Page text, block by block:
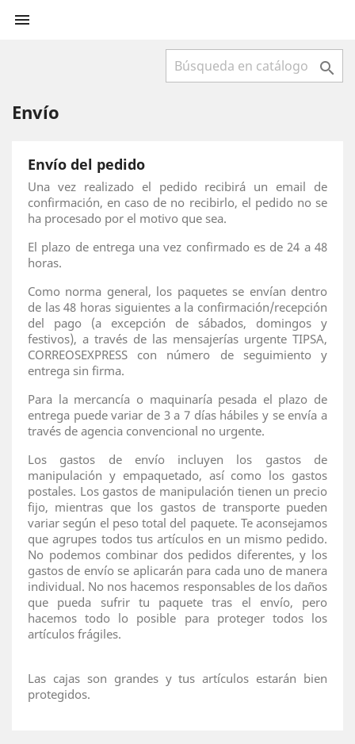


Envío
Envío del pedido
Una vez realizado el pedido recibirá un email de
confirmación, en caso de no recibirlo, el pedido no se
ha procesado por el motivo que sea.
El plazo de entrega una vez confirmado es de 24 a 48
horas.
Como norma general, los paquetes se envían dentro
de las 48 horas siguientes a la confirmación/recepción
del pago (a excepción de sábados, domingos y
festivos), a través de las mensajerías urgente TIPSA,
CORREOSEXPRESS con número de seguimiento y
entrega sin firma.
Para la mercancía o maquinaría pesada el plazo de
entrega puede variar de 3 a 7 días hábiles y se envía a
través de agencia convencional no urgente.
Los gastos de envío incluyen los gastos de
manipulación y empaquetado, así como los gastos
postales. Los gastos de manipulación tienen un precio
fijo, mientras que los gastos de transporte pueden
variar según el peso total del paquete. Te aconsejamos
que agrupes todos tus artículos en un mismo pedido.
No podemos combinar dos pedidos diferentes, y los
gastos de envío se aplicarán para cada uno de manera
individual. No nos hacemos responsables de los daños
que pueda sufrir tu paquete tras el envío, pero
hacemos todo lo posible para proteger todos los
artículos frágiles.
Las cajas son grandes y tus artículos estarán bien
protegidos.